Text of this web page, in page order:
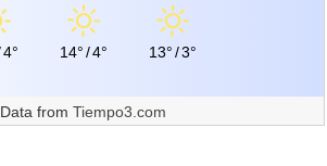
4° 14°/4° 13°/3°
Data fromTiempo3.com